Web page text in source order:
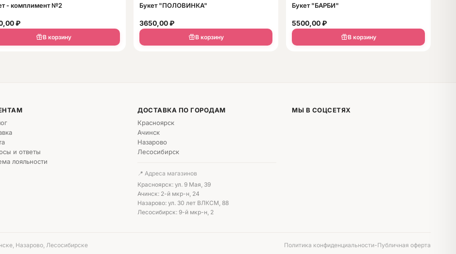
- комплимент №2
₽
В корзину
Букет "ПОЛОВИНКА"
3650,00₽
В корзину
Букет "БАРБИ"
5500,00₽
В корзину
и ответы
лояльности
ДОСТАВКА ПО ГОРОДАМ
Красноярск
Ачинск
Назарово
Лесосибирск
📍 Адреса магазинов
Красноярск: ул. 9 Мая, 39
Ачинск: 2-й мкр-н, 24
Назарово: ул. 30 лет ВЛКСМ, 88
Лесосибирск: 9-й мкр-н, 2
МЫ В СОЦСЕТЯХ
Назарово, Лесосибирске Политика конфиденциальности-Публичная оферта